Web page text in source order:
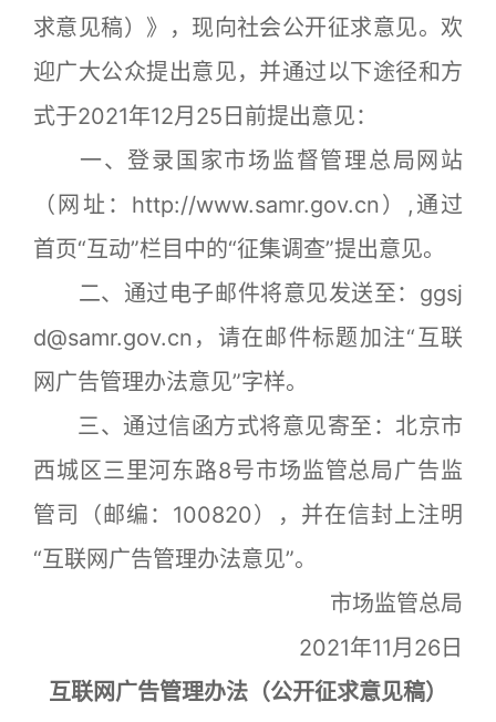
求意见稿）》，现向社会公开征求意见。欢
迎广大公众提出意见，并通过以下途径和方
式于2021年12月25日前提出意见：
一、登录国家市场监督管理总局网站
（网址：http://www.samr.gov.cn）,通过
首页“互动”栏目中的“征集调查”提出意见。
二、通过电子邮件将意见发送至：ggsj
d@samr.gov.cn，请在邮件标题加注“互联
网广告管理办法意见”字样。
三、通过信函方式将意见寄至：北京市
西城区三里河东路8号市场监管总局广告监
管司（邮编：100820），并在信封上注明
“互联网广告管理办法意见”。
市场监管总局
2021年11月26日
互联网广告管理办法（公开征求意见稿）